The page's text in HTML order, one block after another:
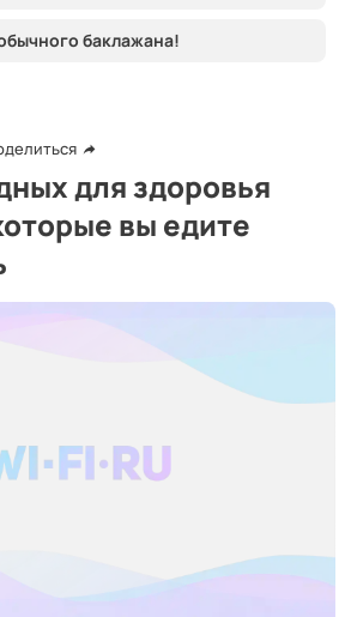
баклажана!
для здоровья
вы едите